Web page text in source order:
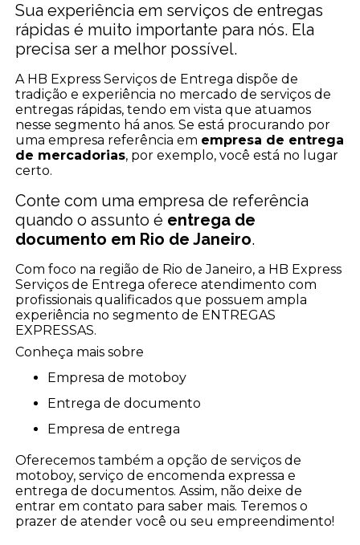
Sua experiência em serviços de entregas
rápidas é muito importante para nós. Ela
precisa ser a melhor possível.
A HB Express Serviços de Entrega dispõe de
tradição e experiência no mercado de serviços de
entregas rápidas, tendo em vista que atuamos
nesse segmento há anos. Se está procurando por
uma empresa referência em empresa de entrega
de mercadorias, por exemplo, você está no lugar
certo.
Conte com uma empresa de referência
quando o assunto é entrega de
documento em Rio de Janeiro.
Com foco na região de Rio de Janeiro, a HB Express
Serviços de Entrega oferece atendimento com
profissionais qualificados que possuem ampla
experiência no segmento de ENTREGAS
EXPRESSAS.
Conheça mais sobre
empresa de motoboy
entrega de documento
empresa de entrega
Oferecemos também a opção de serviços de
motoboy, serviço de encomenda expressa e
entrega de documentos. Assim, não deixe de
entrar em contato para saber mais. Teremos o
prazer de atender você ou seu empreendimento!